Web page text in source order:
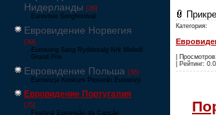
Нидерланды [26]
Eurovisie Songfestival
Евровидение Норвегия
[39]
Eurosong Sang Ryddesalg Nrk Melodi
Grand Prix
Евровидение Польша [36]
Eurowizja Konkurs Piosenki Eurowizji
Евровидение Португалия
[25]
Festival Eurovisão da Canção
Категория:
|
| Рейтинг: